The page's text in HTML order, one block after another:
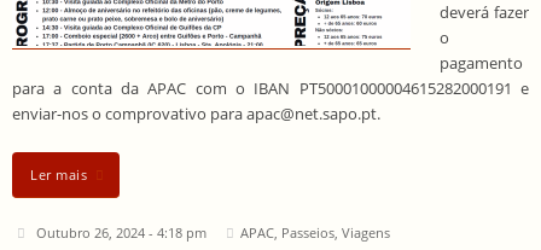
deverá fazer
o
pagamento
para a conta da APAC com o IBAN PT50001000004615282000191 e
enviar-nos o comprovativo para apac@net.sapo.pt.
Ler mais
Outubro 26, 2024 - 4:18 pm APAC Passeios ,Viagens